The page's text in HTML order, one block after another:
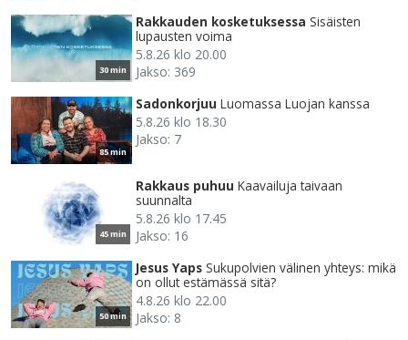
30 min
Rakkauden kosketuksessa Sisäisten
lupausten voima
5.8.26 klo 20.00
Jakso: 369
85 min
Sadonkorjuu Luomassa Luojan kanssa
5.8.26 klo 18.30
Jakso: 7
45 min
Rakkaus puhuu Kaavailuja taivaan
suunnalta
5.8.26 klo 17.45
Jakso: 16
50 min
Jesus Yaps Sukupolvien välinen yhteys: mikä
on ollut estämässä sitä?
4.8.26 klo 22.00
Jakso: 8